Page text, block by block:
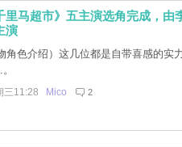
里马超市》五主演选角完成，由
演
角色介绍）这几位都是自带喜感的实
三11:28 Mico 2